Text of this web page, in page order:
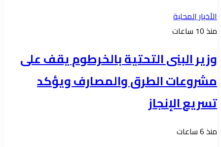
الأخبار المحلية
منذ 10 ساعات
وزير البنى التحتية بالخرطوم يقف على
مشروعات الطرق والمصارف ويؤكد
تسريع الإنجاز
منذ 6 ساعات